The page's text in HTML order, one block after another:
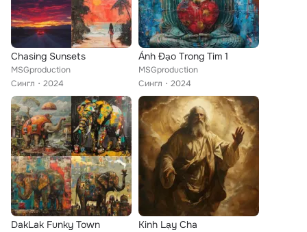
Chasing Sunsets
MSGproduction
Сингл
2024
Ánh Đạo Trong Tim 1
MSGproduction
Сингл
2024
DakLak Funky Town Kinh Lạy Cha